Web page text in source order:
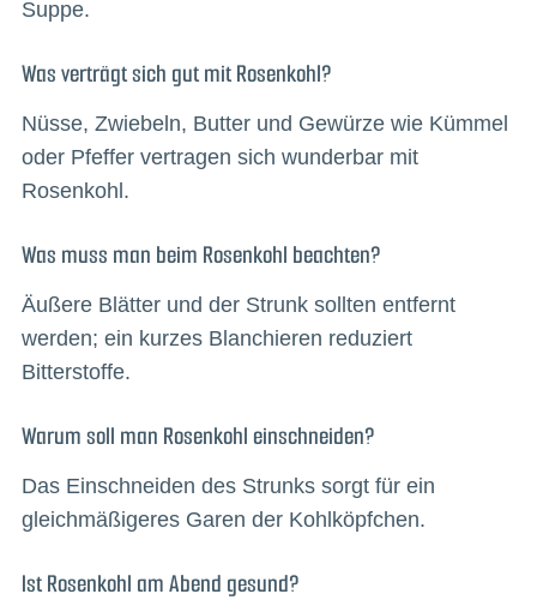
Suppe.
Was verträgt sich gut mit Rosenkohl?
Nüsse, Zwiebeln, Butter und Gewürze wie Kümmel
oder Pfeffer vertragen sich wunderbar mit
Rosenkohl.
Was muss man beim Rosenkohl beachten?
Äußere Blätter und der Strunk sollten entfernt
werden; ein kurzes Blanchieren reduziert
Bitterstoffe.
Warum soll man Rosenkohl einschneiden?
Das Einschneiden des Strunks sorgt für ein
gleichmäßigeres Garen der Kohlköpfchen.
Ist Rosenkohl am Abend gesund?